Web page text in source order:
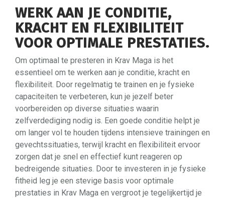
WERK AAN JE CONDITIE,
KRACHT EN FLEXIBILITEIT
VOOR OPTIMALE PRESTATIES.
Om optimaal te presteren in Krav Maga is het
essentieel om te werken aan je conditie, kracht en
flexibiliteit. Door regelmatig te trainen en je fysieke
capaciteiten te verbeteren, kun je jezelf beter
voorbereiden op diverse situaties waarin
zelfverdediging nodig is. Een goede conditie helpt je
om langer vol te houden tijdens intensieve trainingen en
gevechtssituaties, terwijl kracht en flexibiliteit ervoor
zorgen dat je snel en effectief kunt reageren op
bedreigende situaties. Door te investeren in je fysieke
fitheid leg je een stevige basis voor optimale
prestaties in Krav Maga en vergroot je tegelijkertijd je